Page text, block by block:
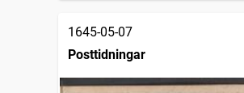
1645-05-07
Posttidningar